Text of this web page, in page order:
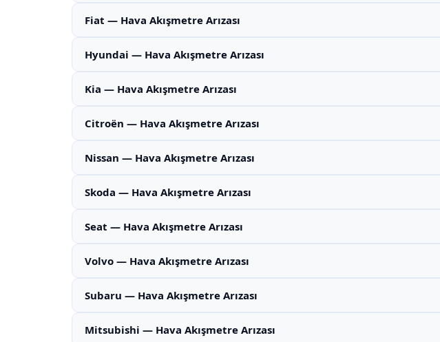
Fiat — Hava Akışmetre Arızası
Hyundai — Hava Akışmetre Arızası
Kia — Hava Akışmetre Arızası
Citroën — Hava Akışmetre Arızası
Nissan — Hava Akışmetre Arızası
Skoda — Hava Akışmetre Arızası
Seat — Hava Akışmetre Arızası
Volvo — Hava Akışmetre Arızası
Subaru — Hava Akışmetre Arızası
Mitsubishi — Hava Akışmetre Arızası